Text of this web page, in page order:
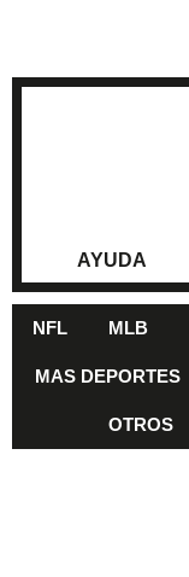
AYUDA
NFL MLB
MAS DEPORTES
OTROS